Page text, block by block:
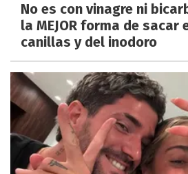
No es con vinagre ni
la MEJOR forma de sacar
canillas y del inodoro